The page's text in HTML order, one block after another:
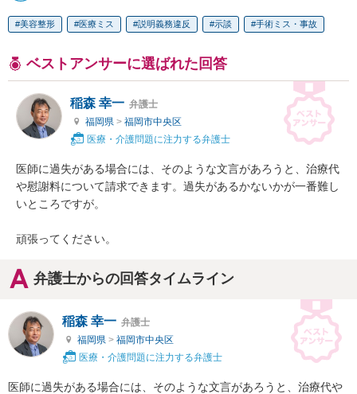
美容整形 医療ミス 説明義務違反 示談 手術ミス・事故
ベストアンサーに選ばれた回答
稲森 幸一 弁護士
福岡県 > 福岡市中央区
医療・介護問題に注力する弁護士
医師に過失がある場合には、そのような文言があろうと、治療代
や慰謝料について請求できます。過失があるかないかが一番難し
いところですが。
頑張ってください。
弁護士からの回答タイムライン
稲森 幸一 弁護士
福岡県 > 福岡市中央区
医療・介護問題に注力する弁護士
医師に過失がある場合には、そのような文言があろうと、治療代や